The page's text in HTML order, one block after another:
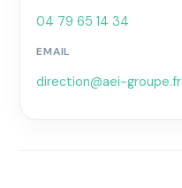
04 79 65 14 34
EMAIL
direction@aei-groupe.fr